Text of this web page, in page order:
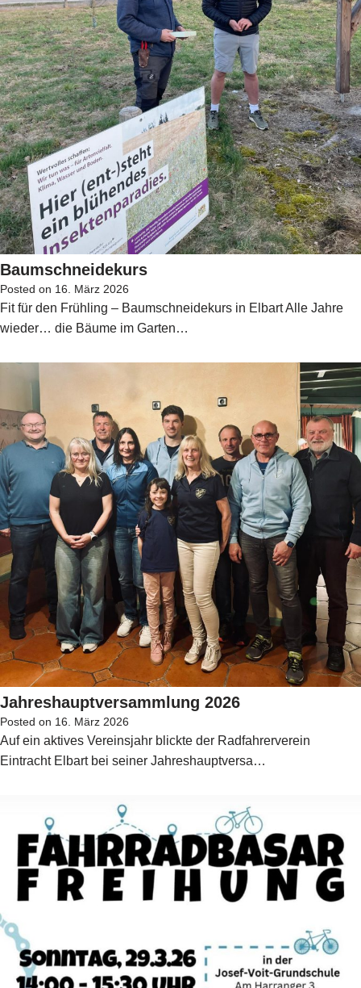
Baumschneidekurs
Posted on 16. März 2026
Fit für den Frühling – Baumschneidekurs in Elbart Alle Jahre
wieder… die Bäume im Garten…
Jahreshauptversammlung 2026
Posted on 16. März 2026
Auf ein aktives Vereinsjahr blickte der Radfahrerverein
Eintracht Elbart bei seiner Jahreshauptversa…